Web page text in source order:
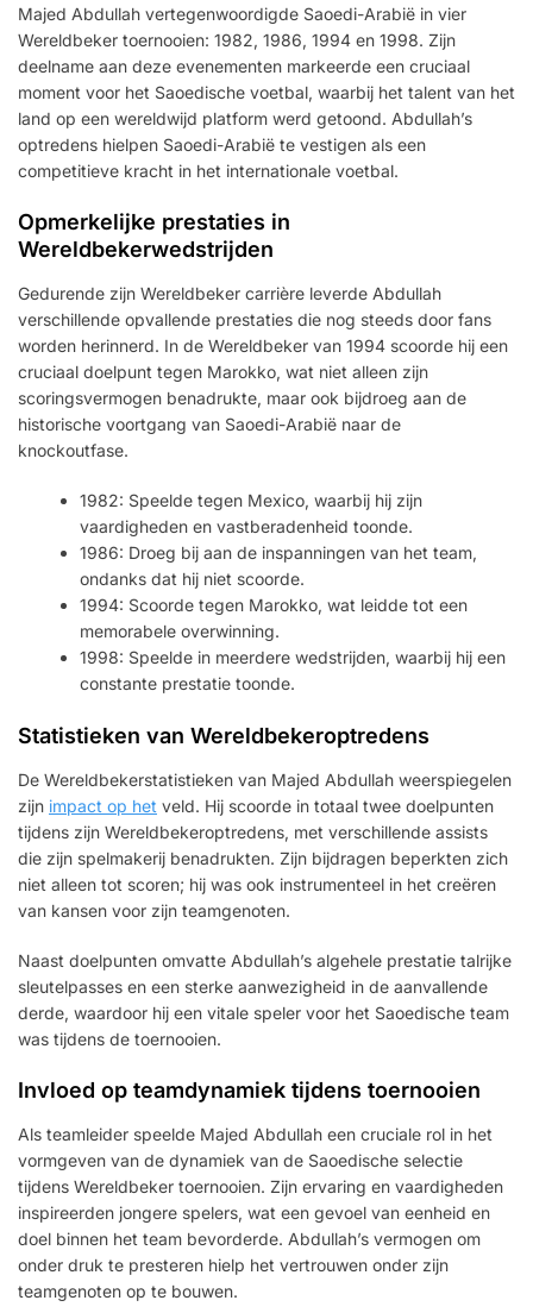
Majed Abdullah vertegenwoordigde Saoedi-Arabië in vier
Wereldbeker toernooien: 1982, 1986, 1994 en 1998. Zijn
deelname aan deze evenementen markeerde een cruciaal
moment voor het Saoedische voetbal, waarbij het talent van het
land op een wereldwijd platform werd getoond. Abdullah’s
optredens hielpen Saoedi-Arabië te vestigen als een
competitieve kracht in het internationale voetbal.
Opmerkelijke prestaties in
Wereldbekerwedstrijden
Gedurende zijn Wereldbeker carrière leverde Abdullah
verschillende opvallende prestaties die nog steeds door fans
worden herinnerd. In de Wereldbeker van 1994 scoorde hij een
cruciaal doelpunt tegen Marokko, wat niet alleen zijn
scoringsvermogen benadrukte, maar ook bijdroeg aan de
historische voortgang van Saoedi-Arabië naar de
knockoutfase.
1982: Speelde tegen Mexico, waarbij hij zijn
vaardigheden en vastberadenheid toonde.
1986: Droeg bij aan de inspanningen van het team,
ondanks dat hij niet scoorde.
1994: Scoorde tegen Marokko, wat leidde tot een
memorabele overwinning.
1998: Speelde in meerdere wedstrijden, waarbij hij een
constante prestatie toonde.
Statistieken van Wereldbekeroptredens
De Wereldbekerstatistieken van Majed Abdullah weerspiegelen
zijn impact op het veld. Hij scoorde in totaal twee doelpunten
tijdens zijn Wereldbekeroptredens, met verschillende assists
die zijn spelmakerij benadrukten. Zijn bijdragen beperkten zich
niet alleen tot scoren; hij was ook instrumenteel in het creëren
van kansen voor zijn teamgenoten.
Naast doelpunten omvatte Abdullah’s algehele prestatie talrijke
sleutelpasses en een sterke aanwezigheid in de aanvallende
derde, waardoor hij een vitale speler voor het Saoedische team
was tijdens de toernooien.
Invloed op teamdynamiek tijdens toernooien
Als teamleider speelde Majed Abdullah een cruciale rol in het
vormgeven van de dynamiek van de Saoedische selectie
tijdens Wereldbeker toernooien. Zijn ervaring en vaardigheden
inspireerden jongere spelers, wat een gevoel van eenheid en
doel binnen het team bevorderde. Abdullah’s vermogen om
onder druk te presteren hielp het vertrouwen onder zijn
teamgenoten op te bouwen.